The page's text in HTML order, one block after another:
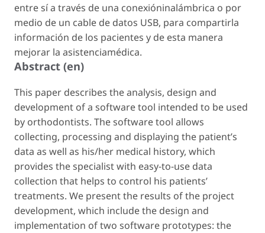
entre sí a través de una conexióninalámbrica o por
medio de un cable de datos USB, para compartirla
información de los pacientes y de esta manera
mejorar la asistenciamédica.
Abstract (en)
This paper describes the analysis, design and
development of a software tool intended to be used
by orthodontists. The software tool allows
collecting, processing and displaying the patient’s
data as well as his/her medical history, which
provides the specialist with easy-to-use data
collection that helps to control his patients’
treatments. We present the results of the project
development, which include the design and
implementation of two software prototypes: the